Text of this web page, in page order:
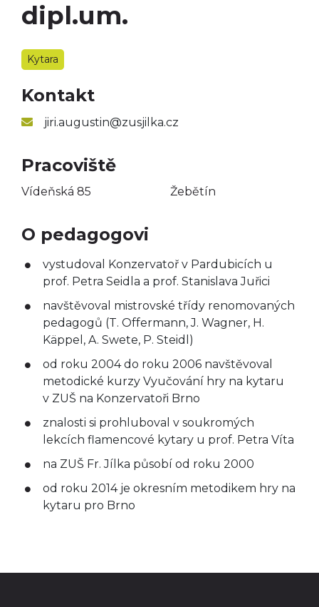
dipl.um.
Kytara
Kontakt
jiri.augustin@zusjilka.cz
Pracoviště
Vídeňská 85 Žebětín
O pedagogovi
vystudoval Konzervatoř v Pardubicích u
prof. Petra Seidla a prof. Stanislava Juřici
navštěvoval mistrovské třídy renomovaných
pedagogů (T. Offermann, J. Wagner, H.
Käppel, A. Swete, P. Steidl)
od roku 2004 do roku 2006 navštěvoval
metodické kurzy Vyučování hry na kytaru
v ZUŠ na Konzervatoři Brno
znalosti si prohluboval v soukromých
lekcích flamencové kytary u prof. Petra Víta
na ZUŠ Fr. Jílka působí od roku 2000
od roku 2014 je okresním metodikem hry na
kytaru pro Brno
Taneční obor